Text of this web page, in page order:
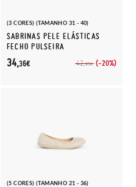
(3 CORES) (TAMANHO 31 - 40)
SABRINAS PELE ELÁSTICAS
FECHO PULSEIRA
42,95€ (-20%)
34,36€
(5 CORES) (TAMANHO 21 - 36)